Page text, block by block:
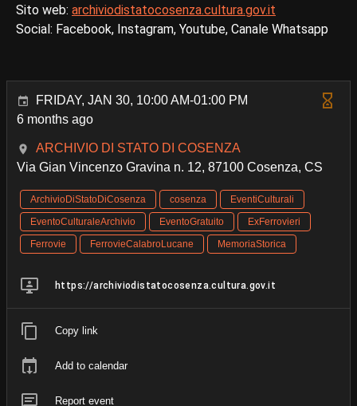
Sito web: archiviodistatocosenza.cultura.gov.it
Social: Facebook, Instagram, Youtube, Canale Whatsapp
FRIDAY, JAN 30, 10:00 AM-01:00 PM
6 months ago
ARCHIVIO DI STATO DI COSENZA
Via Gian Vincenzo Gravina n. 12, 87100 Cosenza, CS
ArchivioDiStatoDiCosenza cosenza
EventiCulturali
EventoCulturaleArchivio
EventoGratuito
ExFerrovieri
Ferrovie
FerrovieCalabroLucane MemoriaStorica
https://archiviodistatocosenza.cultura.gov.it
Copy link
Add to calendar
Report event